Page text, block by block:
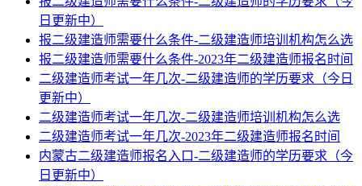
日更新中）
报二级建造师需要什么条件-二级建造师培训机构怎么选
报二级建造师需要什么条件-2023年二级建造师报名时间
二级建造师考试一年几次-二级建造师的学历要求（今日
更新中）
二级建造师考试一年几次-二级建造师培训机构怎么选
二级建造师考试一年几次-2023年二级建造师报名时间
内蒙古二级建造师报名入口-二级建造师的学历要求（今
日更新中）